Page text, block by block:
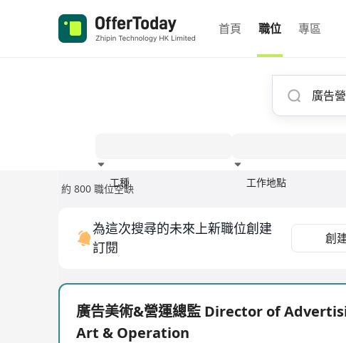
首頁 職位 專區
工種 工作地點
約 800 職位空缺
為這次搜尋的未來上新職位創建
訂閱
創
廣告美術&營運總監 Director of
Art & Operation